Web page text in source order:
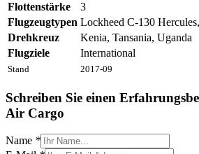
Stand 2017-09
Flottenstärke
3
Flugzeugtypen Lockheed C-130
Drehkreuz
Kenia, Tansania, Uganda
Flugziele
International
Schreiben Sie einen
Air Cargo
Name *